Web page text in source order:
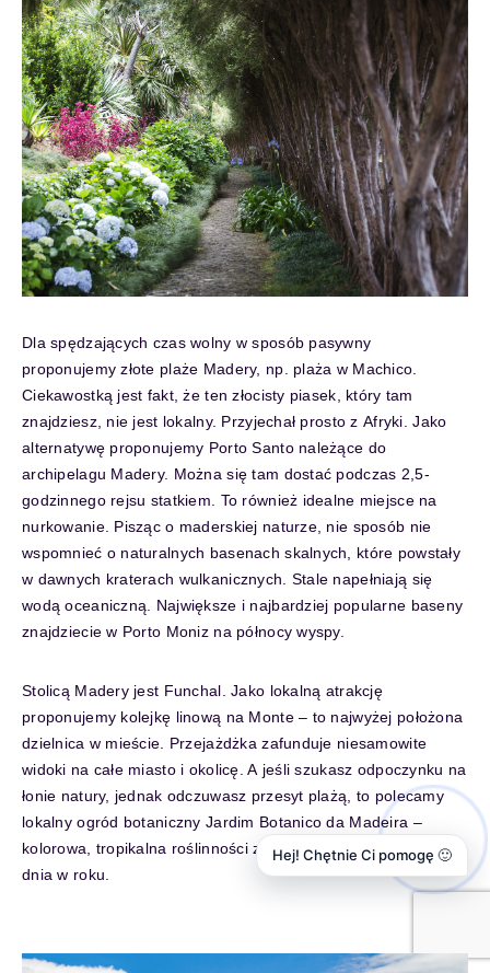
Dla spędzających czas wolny w sposób pasywny
proponujemy złote plaże Madery, np. plaża w Machico.
Ciekawostką jest fakt, że ten złocisty piasek, który tam
znajdziesz, nie jest lokalny. Przyjechał prosto z Afryki. Jako
alternatywę proponujemy Porto Santo należące do
archipelagu Madery. Można się tam dostać podczas 2,5-
godzinnego rejsu statkiem. To również idealne miejsce na
nurkowanie. Pisząc o maderskiej naturze, nie sposób nie
wspomnieć o naturalnych basenach skalnych, które powstały
w dawnych kraterach wulkanicznych. Stale napełniają się
wodą oceaniczną. Największe i najbardziej popularne baseny
znajdziecie w Porto Moniz na północy wyspy.
Stolicą Madery jest Funchal. Jako lokalną atrakcję
proponujemy kolejkę linową na Monte – to najwyżej położona
dzielnica w mieście. Przejażdżka zafunduje niesamowite
widoki na całe miasto i okolicę. A jeśli szukasz odpoczynku na
łonie natury, jednak odczuwasz przesyt plażą, to polecamy
lokalny ogród botaniczny Jardim Botanico da Madeira –
kolorowa, tropikalna roślinności zachwyca cały tam każdego
dnia w roku.
Hej! Chętnie Ci pomogę 🙂